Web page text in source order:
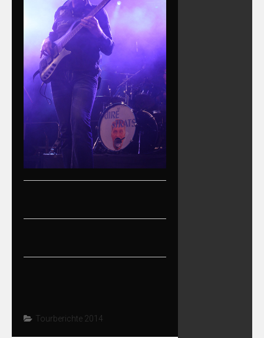
Tourberichte 2014